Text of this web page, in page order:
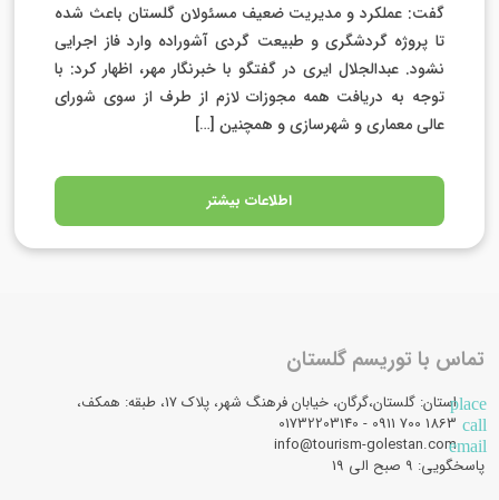
گفت: عملکرد و مدیریت ضعیف مسئولان گلستان باعث شده
تا پروژه گردشگری و طبیعت گردی آشوراده وارد فاز اجرایی
نشود. عبدالجلال ایری در گفتگو با خبرنگار مهر، اظهار کرد: با
توجه به دریافت همه مجوزات لازم از طرف از سوی شورای
عالی معماری و شهرسازی و همچنین […]
اطلاعات بیشتر
تماس با توریسم گلستان
placeاستان: گلستان،گرگان، خیابان فرهنگ شهر، پلاک 17، طبقه: همکف،
call
email
info@tourism-golestan.com
پاسخگویی: ۹ صبح الی 19